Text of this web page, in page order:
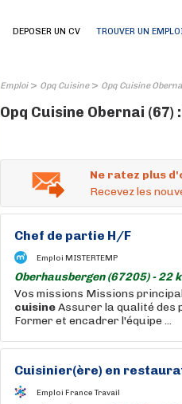
DEPOSER UN CV TROUVER UN
Emploi> Opq Cuisine> Opq Cuisine
Opq Cuisine Obernai
Ne ratez plus
Recevez les
Chef de partie H/F
Emploi MISTERTEMP
Oberhausbergen (67205) - 22
Vos missions Missions
cuisineAssurer la qualité des
Former et encadrer l'équipe ...
Cuisinier(ère) en
Emploi France Travail